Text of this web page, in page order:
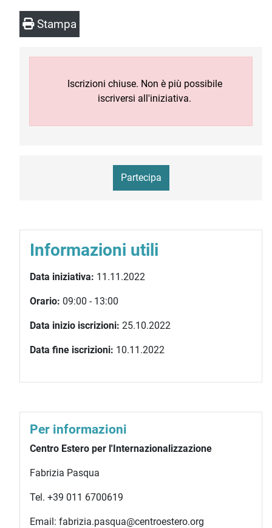
Stampa
Iscrizioni chiuse. Non è più possibile
iscriversi all'iniziativa.
Partecipa
Informazioni utili
Data iniziativa: 11.11.2022
Orario: 09:00 - 13:00
Data inizio iscrizioni: 25.10.2022
Data fine iscrizioni: 10.11.2022
Per informazioni
Centro Estero per l'Internazionalizzazione
Fabrizia Pasqua
Tel. +39 011 6700619
Email: fabrizia.pasqua@centroestero.org